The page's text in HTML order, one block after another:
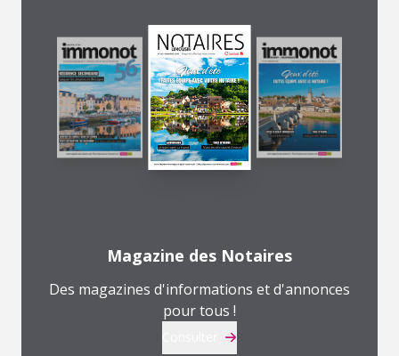
Magazine des Notaires
Des magazines d'informations et d'annonces
pour tous !